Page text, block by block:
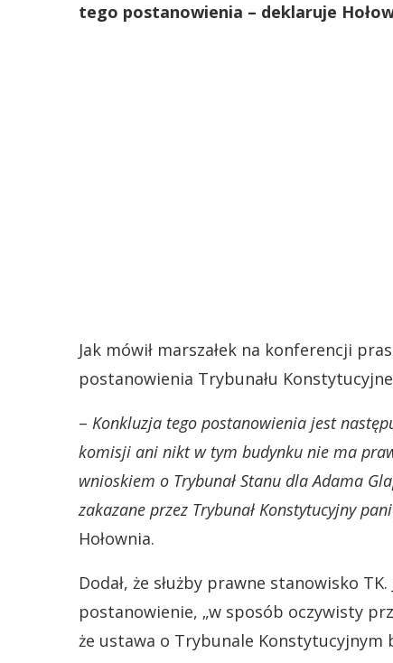
tego postanowienia – deklaruje
Jak mówił marszałek na konferencji
postanowienia Trybunału
– Konkluzja tego postanowienia jest
komisji ani nikt w tym budynku nie ma
wnioskiem o Trybunał Stanu dla Adama
zakazane przez Trybunał Konstytucyjny
Hołownia.
Dodał, że służby prawne stanowisko
postanowienie, „w sposób oczywisty
że ustawa o Trybunale Konstytucyjnym